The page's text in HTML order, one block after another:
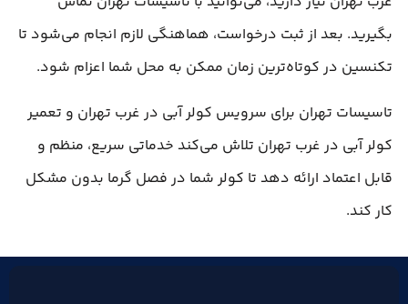
بگیرید. بعد از ثبت درخواست، هماهنگی لازم انجام می‌شود تا
تکنسین در کوتاه‌ترین زمان ممکن به محل شما اعزام شود.
تاسیسات تهران برای سرویس کولر آبی در غرب تهران و تعمیر
کولر آبی در غرب تهران تلاش می‌کند خدماتی سریع، منظم و
قابل اعتماد ارائه دهد تا کولر شما در فصل گرما بدون مشکل
کار کند.